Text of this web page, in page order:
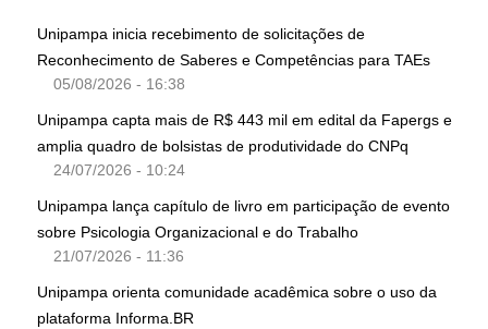
Unipampa inicia recebimento de solicitações de
Reconhecimento de Saberes e Competências para TAEs
05/08/2026 - 16:38
Unipampa capta mais de R$ 443 mil em edital da Fapergs e
amplia quadro de bolsistas de produtividade do CNPq
24/07/2026 - 10:24
Unipampa lança capítulo de livro em participação de evento
sobre Psicologia Organizacional e do Trabalho
21/07/2026 - 11:36
Unipampa orienta comunidade acadêmica sobre o uso da
plataforma Informa.BR